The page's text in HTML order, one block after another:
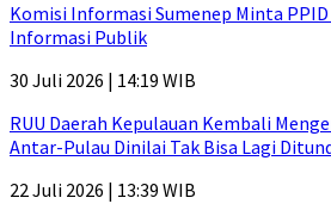
Komisi Informasi Sumenep Minta
Informasi Publik
30 Juli 2026 | 14:19 WIB
RUU Daerah Kepulauan Kembali
Antar-Pulau Dinilai Tak Bisa Lagi
22 Juli 2026 | 13:39 WIB